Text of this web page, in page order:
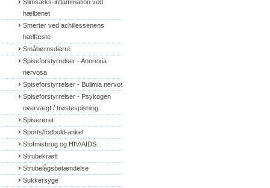
Slimsæks-inflammation ved
hælbenet
Smerter ved achillessenens
hælfæste
Småbørnsdiarré
Spiseforstyrrelser - Anorexia
nervosa
Spiseforstyrrelser - Bulimia nervosa
Spiseforstyrrelser - Psykogen
overvægt / trøstespisning
Spiserøret
Sports/fodbold-ankel
Stofmisbrug og HIV/AIDS.
Strubekræft
Strubelågsbetændelse
Sukkersyge